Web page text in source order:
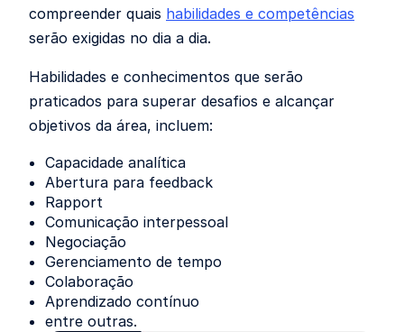
compreender quais habilidades e competências
serão exigidas no dia a dia.
Habilidades e conhecimentos que serão
praticados para superar desafios e alcançar
objetivos da área, incluem:
Capacidade analítica
Abertura para feedback
Rapport
Comunicação interpessoal
Negociação
Gerenciamento de tempo
Colaboração
Aprendizado contínuo
entre outras.